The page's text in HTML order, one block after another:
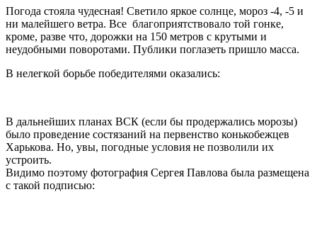
Погода стояла чудесная! Светило яркое солнце, мороз -4, -5 и
ни малейшего ветра. Все благоприятствовало той гонке,
кроме, разве что, дорожки на 150 метров с крутыми и
неудобными поворотами. Публики поглазеть пришло масса.
В нелегкой борьбе победителями оказались:
В дальнейших планах ВСК (если бы продержались морозы)
было проведение состязаний на первенство конькобежцев
Харькова. Но, увы, погодные условия не позволили их
устроить.
Видимо поэтому фотография Сергея Павлова была размещена
с такой подписью: